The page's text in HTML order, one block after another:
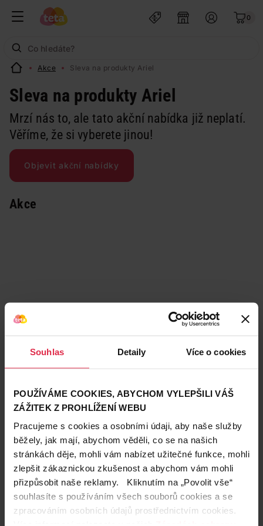
Souhlas Detaily Více o cookies
POUŽÍVÁME COOKIES, ABYCHOM VYLEPŠILI VÁŠ
ZÁŽITEK Z PROHLÍŽENÍ WEBU
Pracujeme s cookies a osobními údaji, aby naše služby
běžely, jak mají, abychom věděli, co se na našich
stránkách děje, mohli vám nabízet užitečné funkce, mohli
zlepšit zákaznickou zkušenost a abychom vám mohli
přizpůsobit naše reklamy. Kliknutím na „Povolit vše“
souhlasíte s používáním všech souborů cookies a se
zpracováním osobních údajů prostřednictvím cookies.
0
Akce Sleva na produkty Ariel
Sleva na produkty Ariel
Mrzí nás to, ale tato akční nabídka již neplatí.
Věříme, že si vyberete jinou!
Objevit akční nabídky
Akce
Teta prodejny a služby